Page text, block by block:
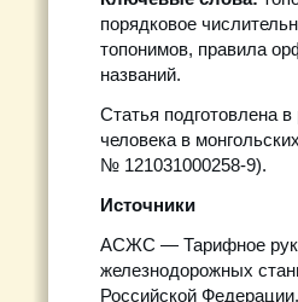
порядковое
топонимов, правила
названий.
Статья подготовлена
человека в
№ 121031000258-9).
Источники
АСЖС — Тарифное
железнодорожных
Российской